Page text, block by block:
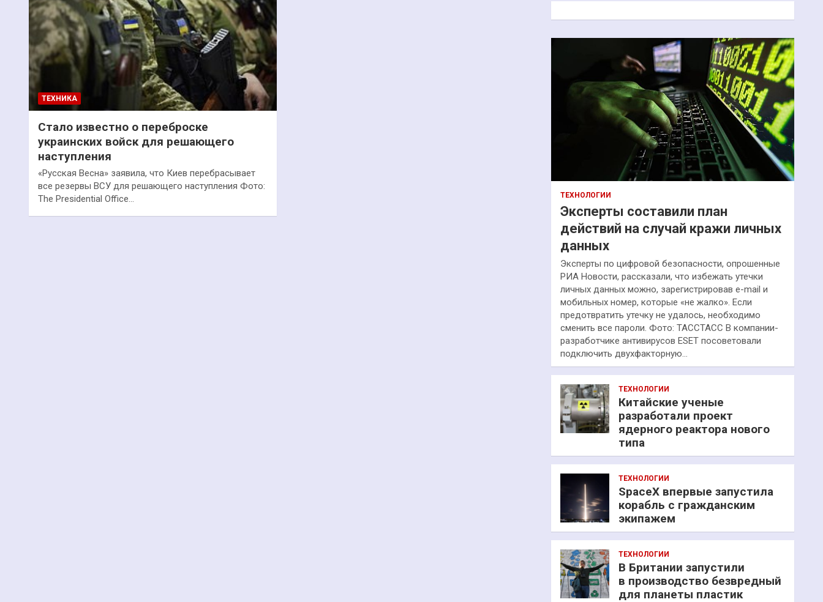
ТЕХНИКА
Стало известно о переброске
украинских войск для решающего
наступления
«Русская Весна» заявила, что Киев перебрасывает
все резервы ВСУ для решающего наступления Фото:
The Presidential Office…
к
ТЕХНОЛОГИИ
Эксперты составили план
действий на случай кражи личных
данных
Эксперты по цифровой безопасности, опрошенные
РИА Новости, рассказали, что избежать утечки
личных данных можно, зарегистрировав e-mail и
мобильных номер, которые «не жалко». Если
предотвратить утечку не удалось, необходимо
сменить все пароли. Фото: ТАССТАСС В компании-
разработчике антивирусов ESET посоветовали
подключить двухфакторную…
ТЕХНОЛОГИИ
Китайские ученые
разработали проект
ядерного реактора нового
типа
ТЕХНОЛОГИИ
SpaceX впервые запустила
корабль с гражданским
экипажем
ТЕХНОЛОГИИ
В Британии запустили
в производство безвредный
для планеты пластик